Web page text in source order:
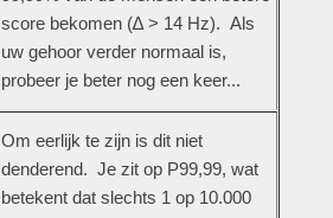
score bekomen (∆ > 14 Hz). Als
uw gehoor verder normaal is,
probeer je beter nog een keer...
Om eerlijk te zijn is dit niet
denderend. Je zit op P99,99, wat
betekent dat slechts 1 op 10.000